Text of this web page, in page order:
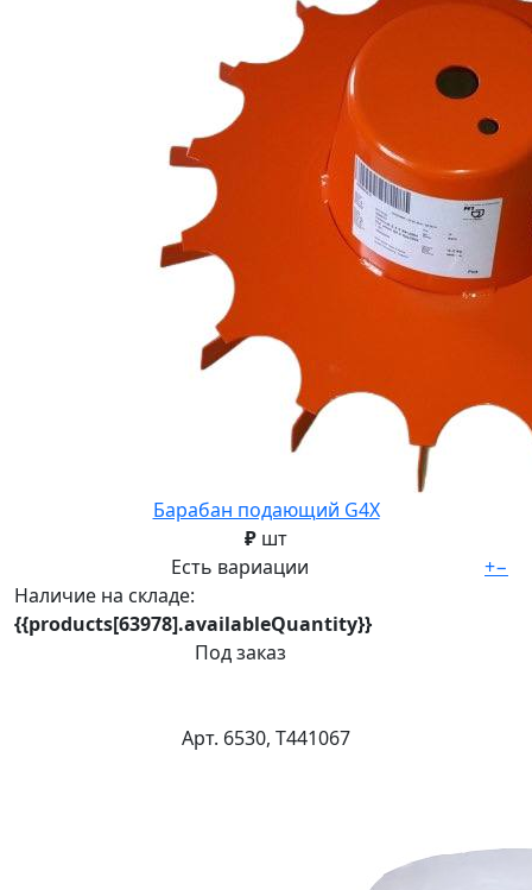
Барабан подающий G4Х
₽ шт
Есть вариации
Наличие на складе:
{{products[63978].availableQuantity}}
Под заказ
+−
Арт. 6530, Т441067